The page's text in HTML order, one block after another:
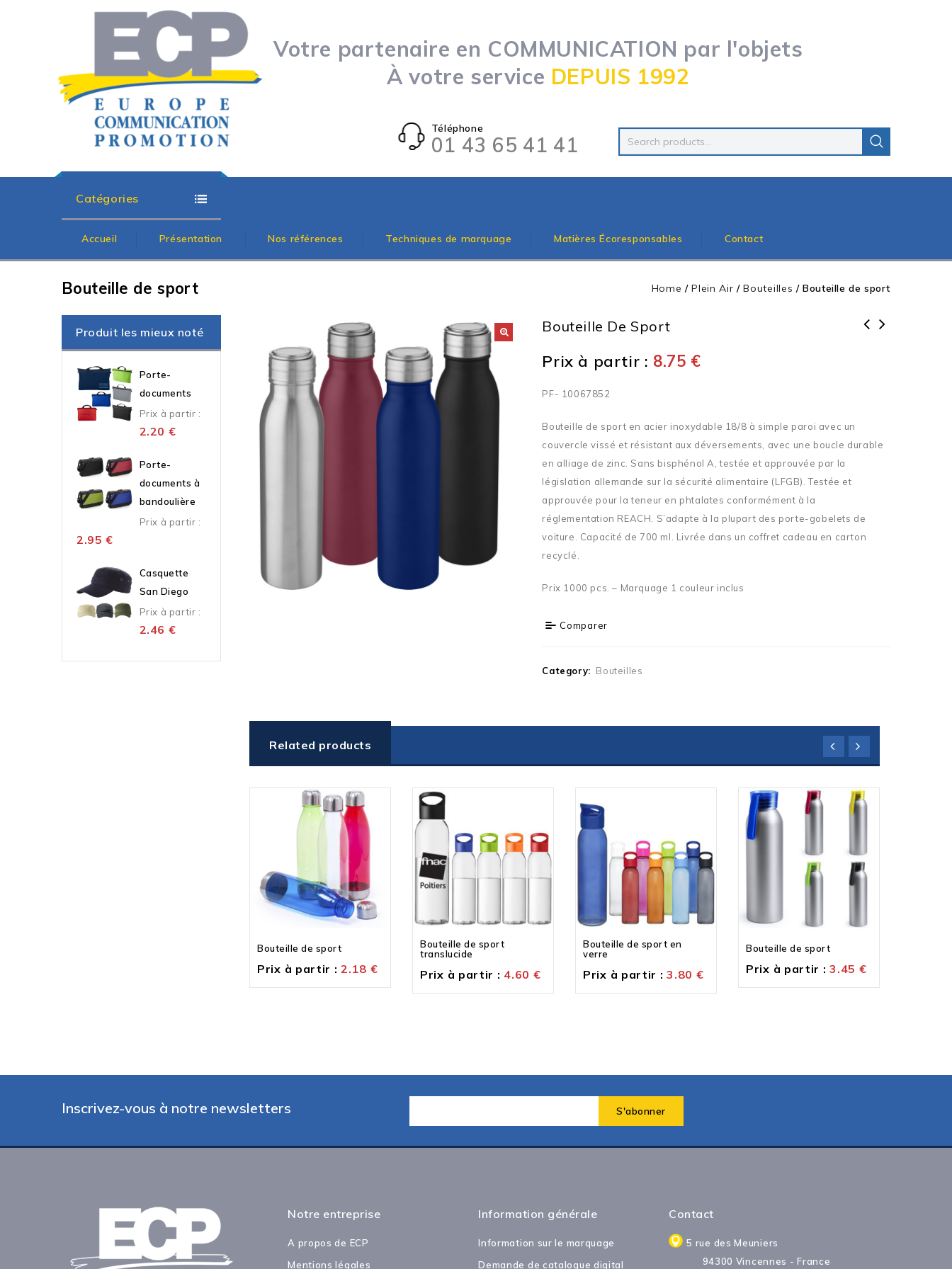
Votre partenaire en COMMUNICATION par l'objets
À votre service DEPUIS 1992
Téléphone
01 43 65 41 41
Catégories
Accueil Présentation Nos références Techniques de marquage Matières Écoresponsables Contact
Bouteille de sport Home /Plein Air /Bouteilles /Bouteille de sport
Bouteille De Sport
Prix à partir : 8.75 €
PF- 10067852
Bouteille de sport en acier inoxydable 18/8 à simple paroi avec un
couvercle vissé et résistant aux déversements, avec une boucle durable
en alliage de zinc. Sans bisphénol A, testée et approuvée par la
législation allemande sur la sécurité alimentaire (LFGB). Testée et
approuvée pour la teneur en phtalates conformément à la
réglementation REACH. S’adapte à la plupart des porte-gobelets de
voiture. Capacité de 700 ml. Livrée dans un coffret cadeau en carton
recyclé.
Prix 1000 pcs. – Marquage 1 couleur inclus
Comparer
Category: Bouteilles
Related products
Bouteille de sport
Prix à partir : 2.18 €
Bouteille de sport
translucide
Prix à partir : 4.60 €
Bouteille de sport en
verre
Prix à partir : 3.80 €
Bouteille de sport
Prix à partir : 3.45 €
Produit les mieux noté
Porte-
documents
Prix à partir :
2.20 €
Porte-
documents à
bandoulière
Prix à partir :
2.95 €
Casquette
San Diego
Prix à partir :
2.46 €
Inscrivez-vous à notre newsletters
Notre entreprise
A propos de ECP
Mentions légales
Information générale
Information sur le marquage
Demande de catalogue digital
Contact
5 rue des Meuniers
94300 Vincennes - France